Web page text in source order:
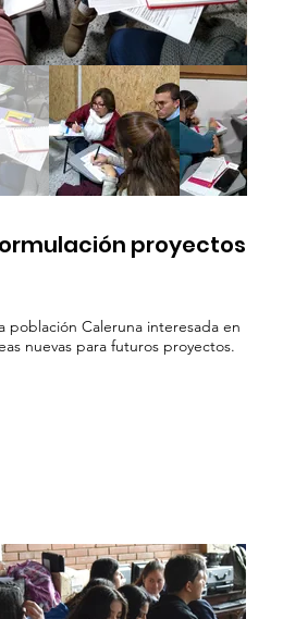
proyectos
población Caleruna interesada en
nuevas para futuros proyectos.